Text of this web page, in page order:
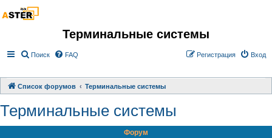
Терминальные системы
Поиск FAQ Вход
Регистрация
Список форумов Терминальные системы
Терминальные системы
Форум